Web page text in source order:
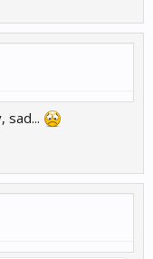
sad...